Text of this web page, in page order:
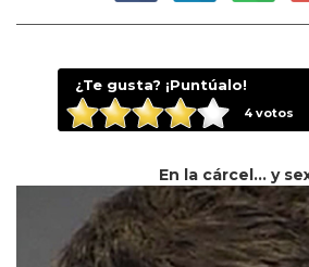
¿Te gusta? ¡Puntúalo!
4votos
En la cárcel... y